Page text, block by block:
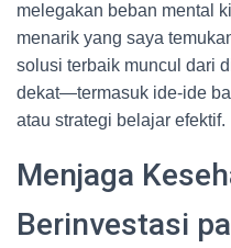
melegakan beban mental
menarik yang saya
solusi terbaik muncul dari
dekat—termasuk ide-ide
atau strategi belajar efektif.
Menjaga
Berinvestasi